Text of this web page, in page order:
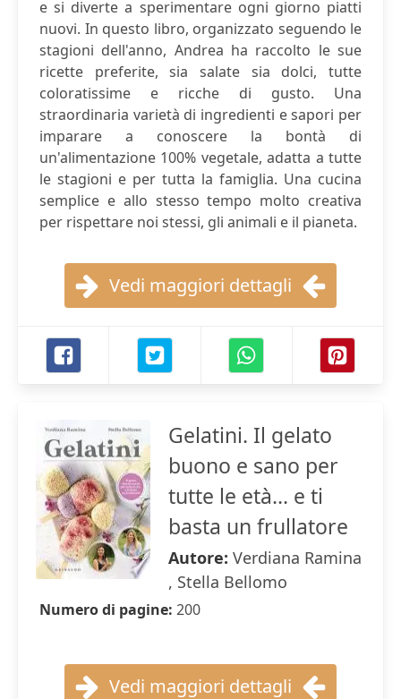
e si diverte a sperimentare ogni giorno piatti
nuovi. In questo libro, organizzato seguendo le
stagioni dell'anno, Andrea ha raccolto le sue
ricette preferite, sia salate sia dolci, tutte
coloratissime e ricche di gusto. Una
straordinaria varietà di ingredienti e sapori per
imparare a conoscere la bontà di
un'alimentazione 100% vegetale, adatta a tutte
le stagioni e per tutta la famiglia. Una cucina
semplice e allo stesso tempo molto creativa
per rispettare noi stessi, gli animali e il pianeta.
Vedi maggiori dettagli
Gelatini. Il gelato
buono e sano per
tutte le età... e ti
basta un frullatore
Autore: Verdiana Ramina
, Stella Bellomo
Numero di pagine: 200
Vedi maggiori dettagli